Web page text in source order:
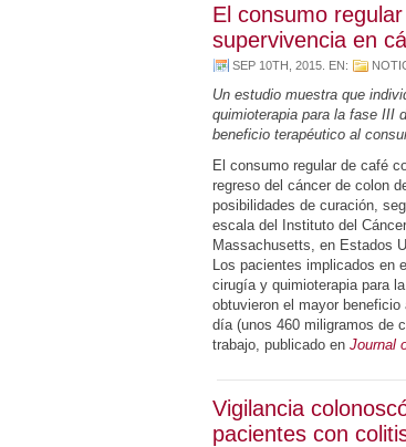
El consumo
supervivencia en
SEP 10TH, 2015 . EN:
Un estudio muestra que
quimioterapia para la fase III
beneficio terapéutico al
El consumo regular de café
regreso del cáncer de colon
posibilidades de curación,
escala del Instituto del
Massachusetts, en Estados
Los pacientes implicados en
cirugía y quimioterapia para
obtuvieron el mayor
día (unos 460 miligramos de
trabajo, publicado en Journal
Vigilancia
pacientes con